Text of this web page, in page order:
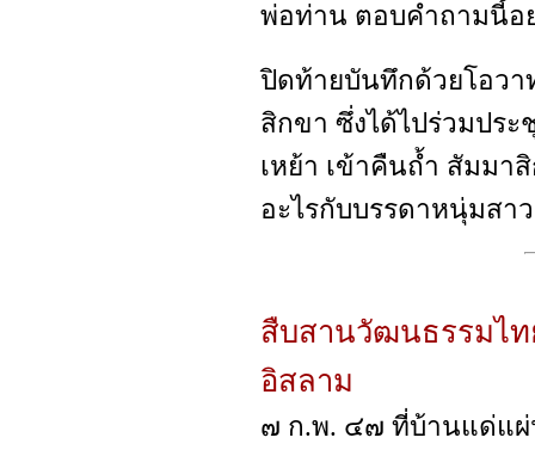
พ่อท่าน ตอบคำถามนี้อ
ปิดท้ายบันทึกด้วยโอวา
สิกขา ซึ่งได้ไปร่วมปร
เหย้า เข้าคืนถ้ำ สัมมา
อะไรกับบรรดาหนุ่มสา
สืบสานวัฒนธรรมไ
อิสลาม
๗ ก.พ. ๔๗ ที่บ้านแด่แ